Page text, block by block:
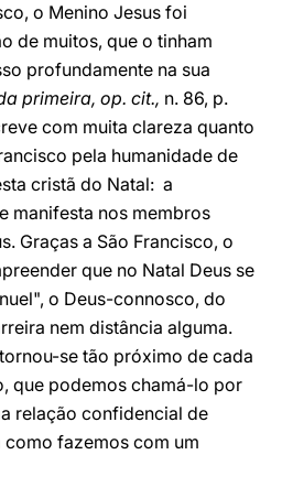
o Menino Jesus foi
de muitos, que o tinham
profundamente na sua
primeira, op. cit., n. 86, p.
com muita clareza quanto
pela humanidade de
cristã do Natal: a
manifesta nos membros
Graças a São Francisco, o
que no Natal Deus se
o Deus-connosco, do
nem distância alguma.
se tão próximo de cada
que podemos chamá-lo por
relação confidencial de
fazemos com um